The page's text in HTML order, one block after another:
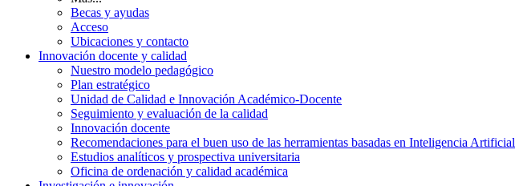
Becas y ayudas
Acceso
Ubicaciones y contacto
Innovación docente y calidad
Nuestro modelo pedagógico
Plan estratégico
Unidad de Calidad e Innovación Académico-Docente
Seguimiento y evaluación de la calidad
Innovación docente
Recomendaciones para el buen uso de las herramientas basadas en Inteligencia Artificial
Estudios analíticos y prospectiva universitaria
Oficina de ordenación y calidad académica